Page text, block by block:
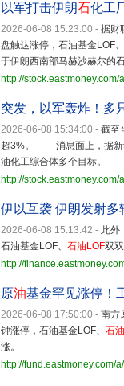
以军打击伊朗石化工
2026-06-08 15:23:00 - 据财
盘触达涨停，石油基金LOF、
于伊朗西南部马赫沙赫尔的
http://
突发，以军轰炸！多
2026-06-08 15:34:00 - 截至
超3%。 消息面上，据新华
油化工综合体多个目标。
http://
伊以互袭 伊朗发射多
2026-06-08 15:13:42 - 此外
石油基金LOF、 石油LOF双
http://
原油基金罕见涨停！
2026-06-08 17:50:00 - 南方
钟涨停，石油基金LOF、 石
涨。
http://fund.eastmoney.com/